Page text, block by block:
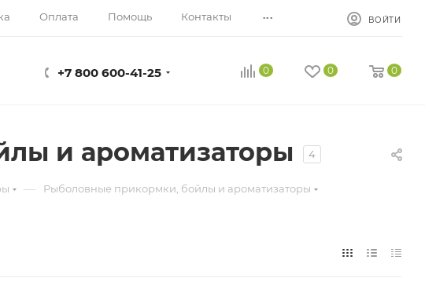
Оплата Помощь Контакты ... ВОЙТИ
+7 800 600-41-25 0 0 0
и ароматизаторы 4
— Рыболовные прикормки, бойлы и ароматизаторы